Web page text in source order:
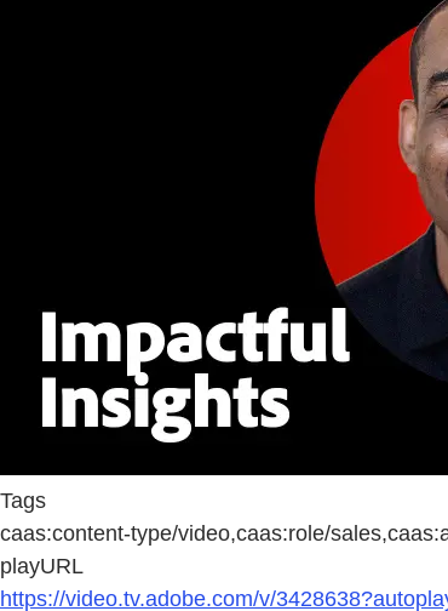
Tags
caas:content-type/video,caas:role/
playURL
https://video.tv.adobe.com/v/